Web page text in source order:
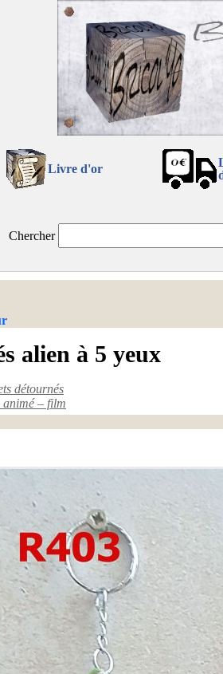
Livre d'or
Chercher
alien à 5 yeux
détournés
animé – film